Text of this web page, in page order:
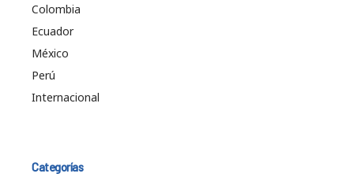
Colombia
Ecuador
México
Perú
Internacional
Categorías